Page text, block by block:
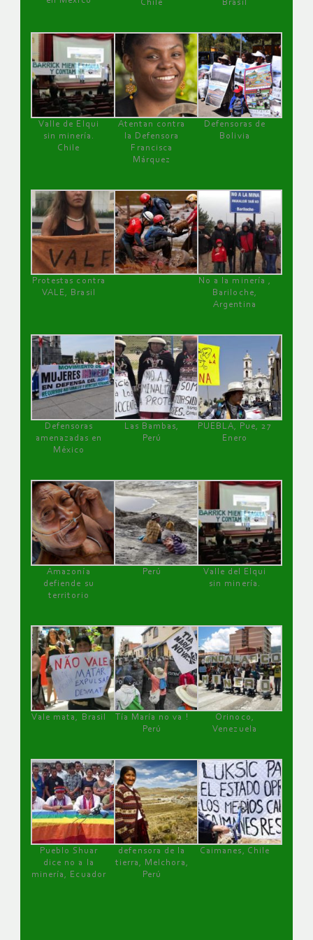
Chile
Brasil
Valle de Elqui
sin minería.
Chile
Atentan contra
la Defensora
Francisca
Márquez
Defensoras de
Bolivia
Protestas contra
VALE, Brasil
No a la minería ,
Bariloche,
Argentina
Defensoras
amenazadas en
México
Las Bambas,
Perú
PUEBLA, Pue, 27
Enero
Amazonía
defiende su
territorio
Perú
Valle del Elqui
sin minería.
Vale mata, Brasil
Tía María no va !
Perú
Orinoco,
Venezuela
Pueblo Shuar
dice no a la
minería, Ecuador
defensora de la
tierra, Melchora,
Perú
Caimanes, Chile